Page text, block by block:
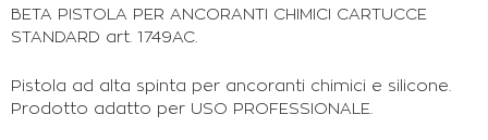
BETA PISTOLA PER ANCORANTI CHIMICI CARTUCCE
STANDARD art. 1749AC.
Pistola ad alta spinta per ancoranti chimici e silicone.
Prodotto adatto per USO PROFESSIONALE.